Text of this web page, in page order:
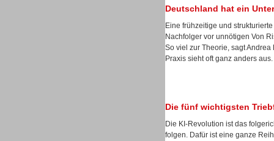
Deutschland hat ein
Eine frühzeitige und
Nachfolger vor unnötigen Von
So viel zur Theorie, sagt
Praxis sieht oft ganz anders aus.
Die fünf wichtigsten
Die KI-Revolution ist das
folgen. Dafür ist eine ganze